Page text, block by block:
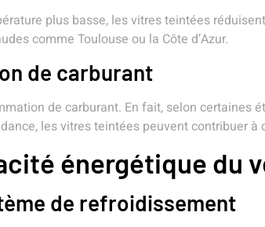
plus basse, les vitres teintées
comme Toulouse ou la Côte d’Azur.
de carburant
de carburant. En fait, selon certaines
les vitres teintées peuvent contribuer
énergétique du
de refroidissement